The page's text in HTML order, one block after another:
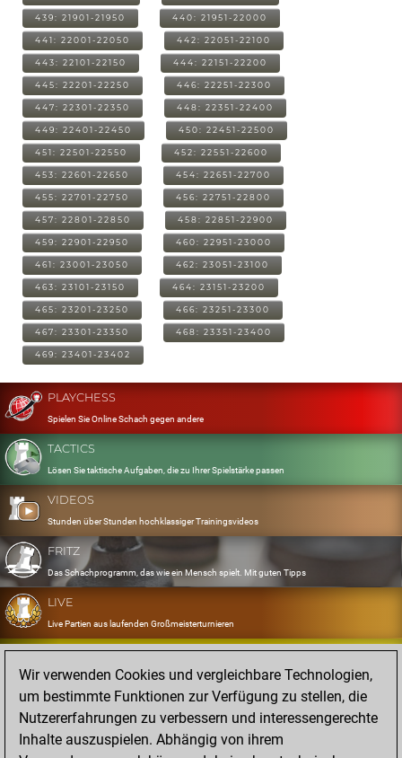
439: 21901-21950 440: 21951-22000
441: 22001-22050 442: 22051-22100
443: 22101-22150 444: 22151-22200
445: 22201-22250 446: 22251-22300
447: 22301-22350 448: 22351-22400
449: 22401-22450 450: 22451-22500
451: 22501-22550 452: 22551-22600
453: 22601-22650 454: 22651-22700
455: 22701-22750 456: 22751-22800
457: 22801-22850 458: 22851-22900
459: 22901-22950 460: 22951-23000
461: 23001-23050 462: 23051-23100
463: 23101-23150 464: 23151-23200
465: 23201-23250 466: 23251-23300
467: 23301-23350 468: 23351-23400
469: 23401-23402
PLAYCHESS
Spielen Sie Online Schach gegen andere
TACTICS
Lösen Sie taktische Aufgaben, die zu Ihrer Spielstärke passen
VIDEOS
Stunden über Stunden hochklassiger Trainingsvideos
FRITZ
Das Schachprogramm, das wie ein Mensch spielt. Mit guten Tipps
LIVE
Live Partien aus laufenden Großmeisterturnieren
OPENINGS
Erfassen und Üben Sie Ihr Eröffnungsrepertoire
DATABASE
Acht Millionen starke Partien
Wir verwenden Cookies und vergleichbare Technologien,
um bestimmte Funktionen zur Verfügung zu stellen, die
Nutzererfahrungen zu verbessern und interessengerechte
Inhalte auszuspielen. Abhängig von ihrem